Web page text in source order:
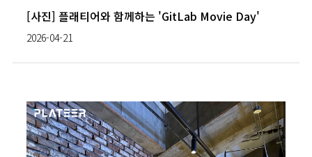
[사진] 플래티어와 함께하는 'GitLab Movie Day'
2026-04-21